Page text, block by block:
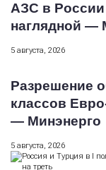
АЗС в России
наглядной —
5 августа, 2026
Разрешение
классов
— Минэнерго
5 августа, 2026